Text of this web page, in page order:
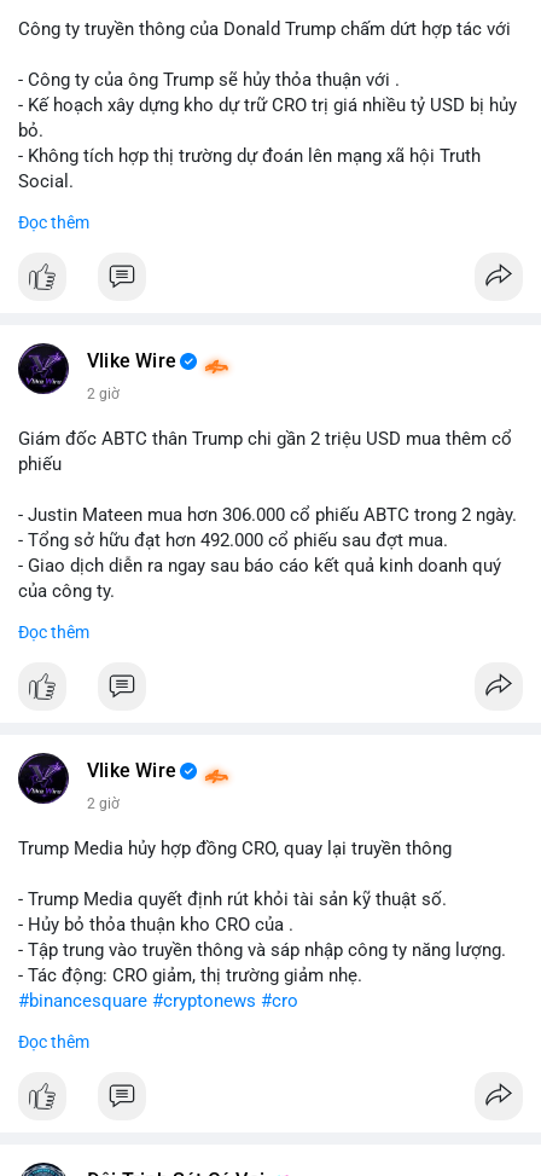
thấy cá voi đang thăm dò thanh khoản thị trường trước khi có
Lời khuyên cho nhà đầu tư nhỏ lẻ: Theo dõi xác nhận giao dịch
và dòng tiền tiếp theo từ ví nguồn. Khối lượng này chưa đủ tạo
áp lực bán mạnh, nhưng nếu xuất hiện thêm 2-3 giao dịch
tương tự trong 24 giờ tới, khả năng cao là sóng điều chỉnh
ở vùng giá hiện tại.
#12dot1btc #786kusd
Công ty truyền thông của Donald Trump chấm dứt hợp tác với
- Công ty của ông Trump sẽ hủy thỏa thuận với .
- Kế hoạch xây dựng kho dự trữ CRO trị giá nhiều tỷ USD bị hủy
bỏ.
- Không tích hợp thị trường dự đoán lên mạng xã hội Truth
Social.
#binancesquare
$cro
📰 Nguồn: Cointelegraph
Đọc thêm
Vlike Wire
2 giờ
Giám đốc ABTC thân Trump chi gần 2 triệu USD mua thêm cổ
phiếu
- Justin Mateen mua hơn 306.000 cổ phiếu ABTC trong 2 ngày.
- Tổng sở hữu đạt hơn 492.000 cổ phiếu sau đợt mua.
- Giao dịch diễn ra ngay sau báo cáo kết quả kinh doanh quý
của công ty.
#abtc #cryptonews
$btc $eth
📰 Nguồn: CoinDesk
Đọc thêm
Vlike Wire
2 giờ
Trump Media hủy hợp đồng CRO, quay lại truyền thông
- Trump Media quyết định rút khỏi tài sản kỹ thuật số.
- Hủy bỏ thỏa thuận kho CRO của .
- Tập trung vào truyền thông và sáp nhập công ty năng lượng.
- Tác động: CRO giảm, thị trường giảm nhẹ.
#binancesquare #cryptonews #cro
$cro
#vlikevn #titanbot
Đọc thêm